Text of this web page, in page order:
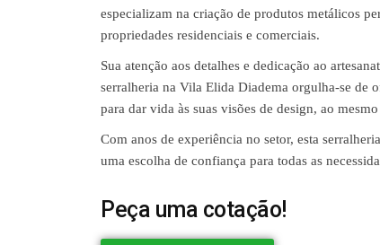
especializam na criação de produtos metálicos
propriedades residenciais e comerciais.
Sua atenção aos detalhes e dedicação ao
serralheria na Vila Elida Diadema orgulha-se de
para dar vida às suas visões de design, ao
Com anos de experiência no setor, esta
uma escolha de confiança para todas as
Peça uma cotação!